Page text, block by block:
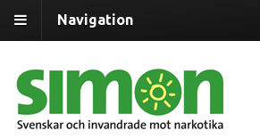
Navigation